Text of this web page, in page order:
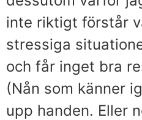
inte riktigt förstår
stressiga
och får inget bra
(Nån som känner
upp handen. Eller